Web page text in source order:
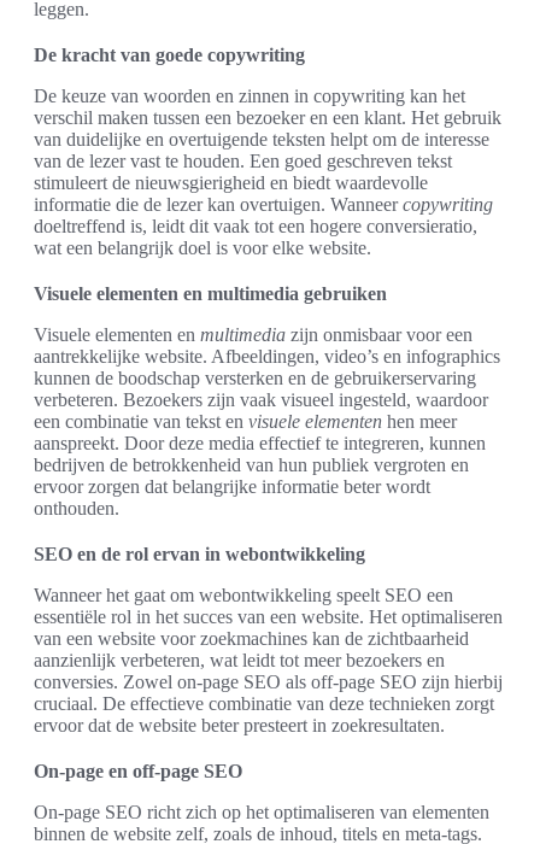
leggen.
De kracht van goede copywriting
De keuze van woorden en zinnen in copywriting kan het
verschil maken tussen een bezoeker en een klant. Het gebruik
van duidelijke en overtuigende teksten helpt om de interesse
van de lezer vast te houden. Een goed geschreven tekst
stimuleert de nieuwsgierigheid en biedt waardevolle
informatie die de lezer kan overtuigen. Wanneercopywriting
doeltreffend is, leidt dit vaak tot een hogere conversieratio,
wat een belangrijk doel is voor elke website.
Visuele elementen en multimedia gebruiken
Visuele elementen en multimedia zijn onmisbaar voor een
aantrekkelijke website. Afbeeldingen, video’s en infographics
kunnen de boodschap versterken en de gebruikerservaring
verbeteren. Bezoekers zijn vaak visueel ingesteld, waardoor
een combinatie van tekst en visuele elementen hen meer
aanspreekt. Door deze media effectief te integreren, kunnen
bedrijven de betrokkenheid van hun publiek vergroten en
ervoor zorgen dat belangrijke informatie beter wordt
onthouden.
SEO en de rol ervan in webontwikkeling
Wanneer het gaat om webontwikkeling speelt SEO een
essentiële rol in het succes van een website. Het optimaliseren
van een website voor zoekmachines kan de zichtbaarheid
aanzienlijk verbeteren, wat leidt tot meer bezoekers en
conversies. Zowel on-page SEO als off-page SEO zijn hierbij
cruciaal. De effectieve combinatie van deze technieken zorgt
ervoor dat de website beter presteert in zoekresultaten.
On-page en off-page SEO
On-page SEO richt zich op het optimaliseren van elementen
binnen de website zelf, zoals de inhoud, titels en meta-tags.